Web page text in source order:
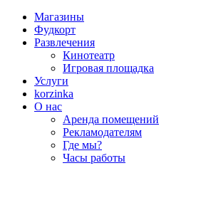
Магазины
Фудкорт
Развлечения
Кинотеатр
Игровая площадка
Услуги
korzinka
О нас
Аренда помещений
Рекламодателям
Где мы?
Часы работы